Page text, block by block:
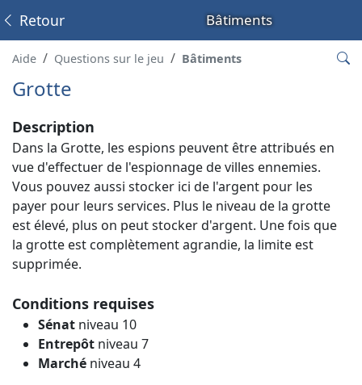
Bâtiments
Retour
Aide Questions sur le jeu Bâtiments
Grotte
Description
Dans la Grotte, les espions peuvent être attribués en
vue d'effectuer de l'espionnage de villes ennemies.
Vous pouvez aussi stocker ici de l'argent pour les
payer pour leurs services. Plus le niveau de la grotte
est élevé, plus on peut stocker d'argent. Une fois que
la grotte est complètement agrandie, la limite est
supprimée.
Conditions requises
Sénat niveau 10
Entrepôt niveau 7
Marché niveau 4